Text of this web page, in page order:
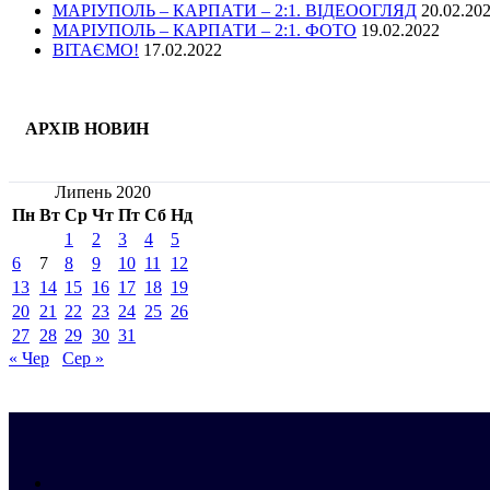
МАРІУПОЛЬ – КАРПАТИ – 2:1. ВІДЕООГЛЯД
МАРІУПОЛЬ – КАРПАТИ – 2:1. ФОТО 19.02.2022
ВІТАЄМО! 17.02.2022
АРХІВ НОВИН
Липень 2020
Пн Вт Ср Чт Пт Сб Нд
1
2 3 4
5
6
7 8 9 10 11
12
13 14 15 16 17 18 19
20 21 22 23 24 25 26
27 28 29 30 31
« Чер
Сер »